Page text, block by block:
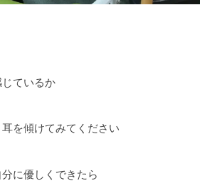
ているか
を傾けてみてください
に優しくできたら